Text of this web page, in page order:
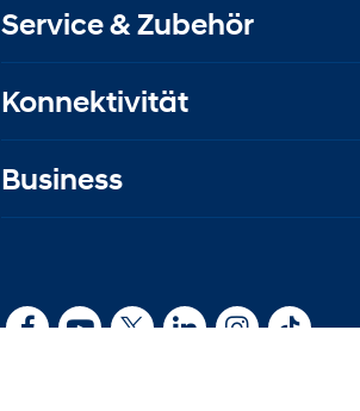
Service & Zubehör
Konnektivität
Business